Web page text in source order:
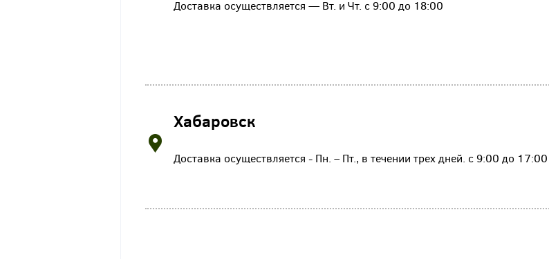
Доставка осуществляется — Вт. и Чт. с 9:00 до 18:00
Хабаровск
Доставка осуществляется - Пн. – Пт., в течении трех дней. с 9:00 до 17:00